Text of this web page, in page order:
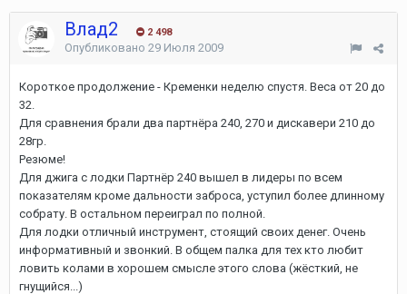
Влад2 2 498
Опубликовано 29 Июля 2009
Короткое продолжение - Кременки неделю спустя. Веса от 20 до
32.
Для сравнения брали два партнёра 240, 270 и дискавери 210 до
28гр.
Резюме!
Для джига с лодки Партнёр 240 вышел в лидеры по всем
показателям кроме дальности заброса, уступил более длинному
собрату. В остальном переиграл по полной.
Для лодки отличный инструмент, стоящий своих денег. Очень
информативный и звонкий. В общем палка для тех кто любит
ловить колами в хорошем смысле этого слова (жёсткий, не
гнущийся...)